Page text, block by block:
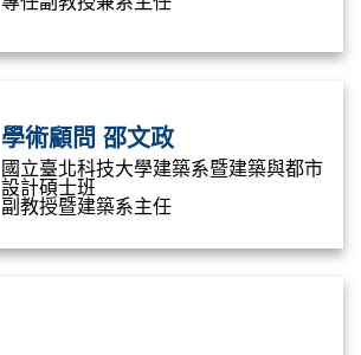
學術顧問 邵文政
國立臺北科技大學建築系暨建築與都市
設計碩士班
副教授暨建築系主任